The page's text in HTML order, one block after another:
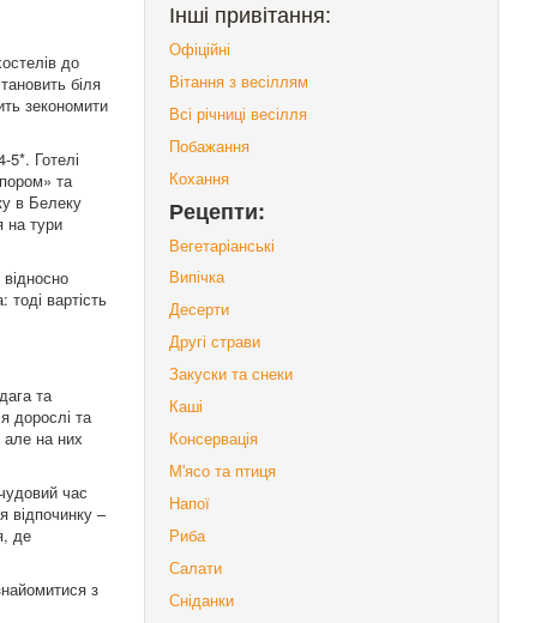
до
біля
зекономити
5*. Готелі
та
в Белеку
на тури
вартість
та
дорослі та
але на них
час
відпочинку –
де
з
Інші привітання:
Офіційні
Вітання з весіллям
Всі річниці весілля
Побажання
Кохання
Рецепти:
Вегетаріанські
Випічка
Десерти
Другі страви
Закуски та снеки
Каші
Консервація
М'ясо та птиця
Напої
Риба
Салати
Сніданки